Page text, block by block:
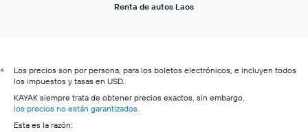
Renta de autos Laos
*
Los precios son por persona, para los boletos electrónicos, e incluyen todos
los impuestos y tasas en USD.
KAYAK siempre trata de obtener precios exactos, sin embargo,
los precios no están garantizados
Esta es la razón: